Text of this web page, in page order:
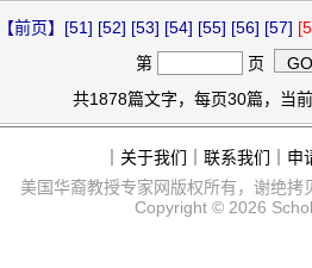
【前页】 [51] [52] [53] [54] [55] [56] [57]
第
页
共1878篇文字，每页30篇，当
关于我们 联系我们
申
美国华裔教授专家网版权所有，谢绝拷
Copyright © 2026